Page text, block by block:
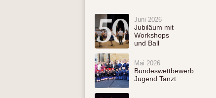
Juni 2026
Jubiläum mit
Workshops
und Ball
Mai 2026
Bundeswettbewerb
Jugend Tanzt